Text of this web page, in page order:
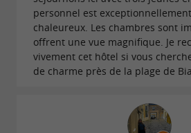
produits de bain bio
durable.
Séminaires et
réunion connectées et d’une
personnel est
chaleureux. Les chambres sont
offrent une vue magnifique. Je
vivement cet hôtel si vous
de charme près de la plage de